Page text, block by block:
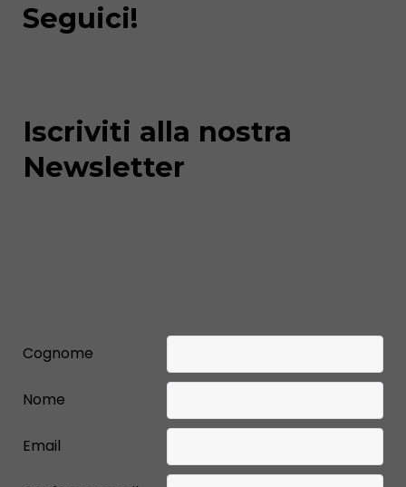
Seguici!
Iscriviti alla nostra
Newsletter
Cognome
Nome
Email